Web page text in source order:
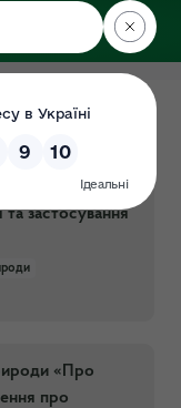
про порядок
зберігання,
застосування
«Про
про